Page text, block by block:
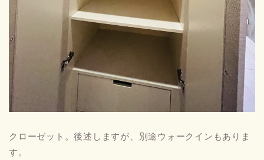
クローゼット。後述しますが、別途ウォークインもありま
す。